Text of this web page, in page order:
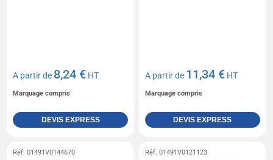
A partir de 8,24 € HT
Marquage compris
DEVIS EXPRESS
A partir de 11,34 € HT
Marquage compris
DEVIS EXPRESS
Réf. 01491V0144670 Réf. 01491V0121123